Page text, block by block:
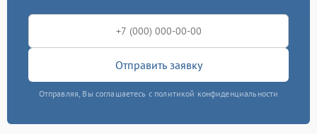
Отправить заявку
Отправляя, Вы соглашаетесь с политикой конфиденциальности